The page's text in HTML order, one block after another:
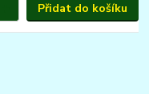
Přidat do košíku